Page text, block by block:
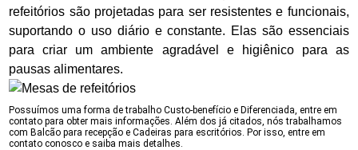
refeitórios são projetadas para ser resistentes e funcionais,
suportando o uso diário e constante. Elas são essenciais
para criar um ambiente agradável e higiênico para as
pausas alimentares.
Possuímos uma forma de trabalho Custo-benefício e Diferenciada, entre em
contato para obter mais informações. Além dos já citados, nós trabalhamos
com Balcão para recepção e Cadeiras para escritórios. Por isso, entre em
contato conosco e saiba mais detalhes.